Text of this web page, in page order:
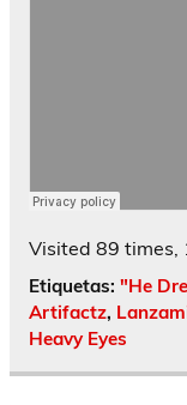
Visited 89 times,
Etiquetas: "He
Artifactz,
Heavy Eyes